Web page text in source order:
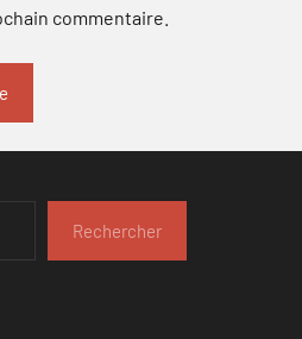
commentaire.
Rechercher